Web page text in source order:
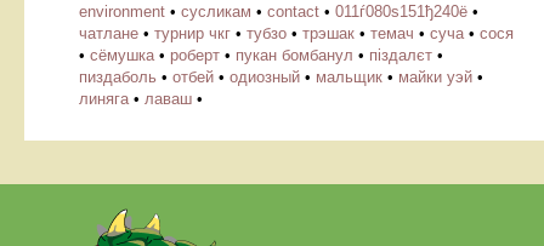
environment • cусликам • contact • 011ѓ080ѕ151ђ240ё •
чатлане • турнир чкг • тубзо • трэшак • темач • суча • сося
• сёмушка • роберт • пукан бомбанул • піздалєт •
пиздаболь • отбей • одиозный • мальщик • майки уэй •
линяга • лаваш •